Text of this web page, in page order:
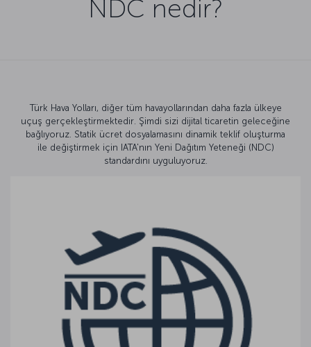
NDC nedir?
Türk Hava Yolları, diğer tüm havayollarından daha fazla ülkeye
uçuş gerçekleştirmektedir. Şimdi sizi dijital ticaretin geleceğine
bağlıyoruz. Statik ücret dosyalamasını dinamik teklif oluşturma
ile değiştirmek için IATA'nın Yeni Dağıtım Yeteneği (NDC)
standardını uyguluyoruz.